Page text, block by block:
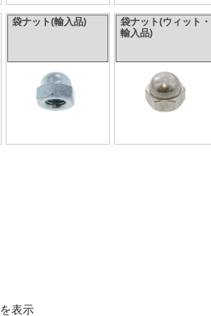
袋ナット(輸入品)
袋ナット(ウィット・
輸入品)
表示